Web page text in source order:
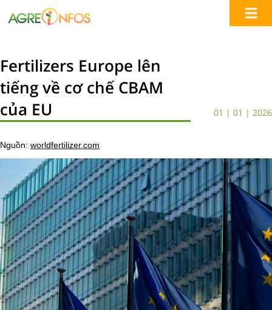
Fertilizers Europe lên
tiếng về cơ chế CBAM
của EU
01 | 01 | 2026
Nguồn: worldfertilizer.com